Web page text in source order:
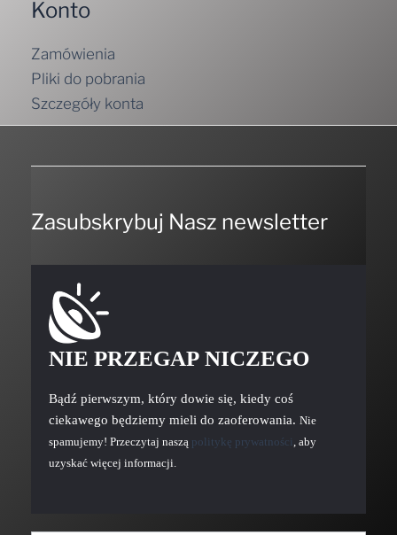
Konto
Zamówienia
Pliki do pobrania
Szczegóły konta
Zasubskrybuj Nasz newsletter
NIE PRZEGAP NICZEGO
Bądź pierwszym, który dowie się, kiedy coś
ciekawego będziemy mieli do zaoferowania. Nie
spamujemy! Przeczytaj naszą politykę prywatności, aby
uzyskać więcej informacji.